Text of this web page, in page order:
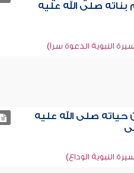
بناته صلى الله عليه
النبوية الدعوة سراً)
حياته صلى الله عليه
النبوية الوداع)